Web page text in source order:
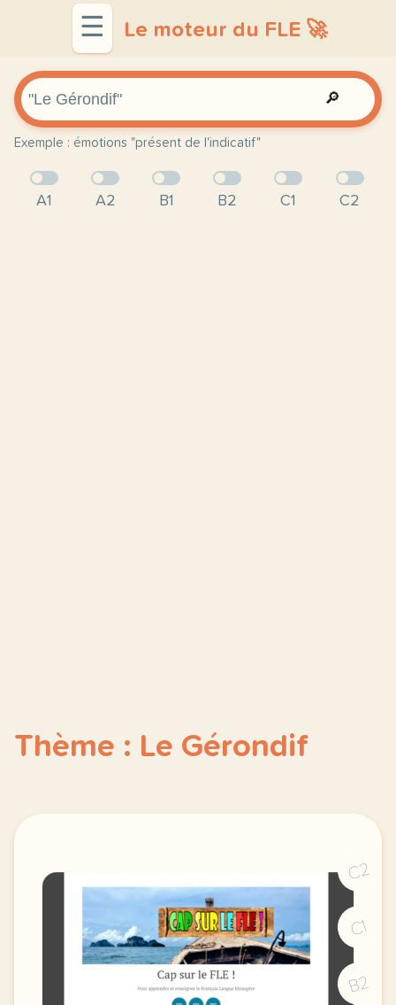
☰ Le moteur du FLE 🚀
🔎
Exemple : émotions "présent de l'indicatif"
A1 A2 B1 B2 C1 C2
Thème : Le Gérondif
C2
C1
B2